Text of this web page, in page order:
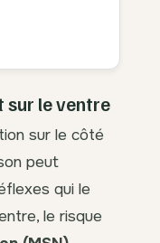
sur le ventre
sur le côté
peut
qui le
le risque